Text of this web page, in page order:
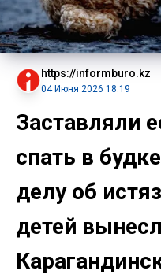
https://informburo.kz
04 Июня 2026 18:19
Заставляли
спать в
делу об
детей